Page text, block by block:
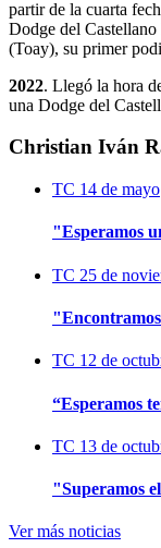
partir de la cuarta
Dodge del
(Toay), su primer
2022. Llegó la hora
una Dodge del
Christian Iván
TC 14 de mayo
"Esperamos
TC 25 de
TC 12 de
“Esperamos
TC 13 de
"Superamos
Ver más noticias